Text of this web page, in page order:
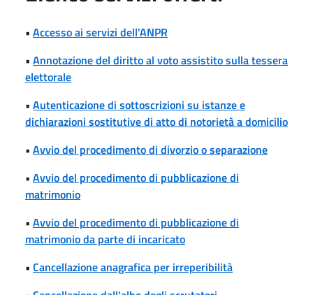
• Accesso ai servizi dell'ANPR
• Annotazione del diritto al voto assistito sulla tessera
elettorale
• Autenticazione di sottoscrizioni su istanze e
dichiarazioni sostitutive di atto di notorietà a domicilio
• Avvio del procedimento di divorzio o separazione
• Avvio del procedimento di pubblicazione di
matrimonio
• Avvio del procedimento di pubblicazione di
matrimonio da parte di incaricato
• Cancellazione anagrafica per irreperibilità